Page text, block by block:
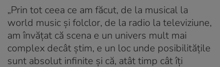
„Prin tot ceea ce am făcut, de la musical la
world music și folclor, de la radio la televiziune,
am învățat că scena e un univers mult mai
complex decât știm, e un loc unde posibilitățile
sunt absolut infinite și că, atât timp cât îți